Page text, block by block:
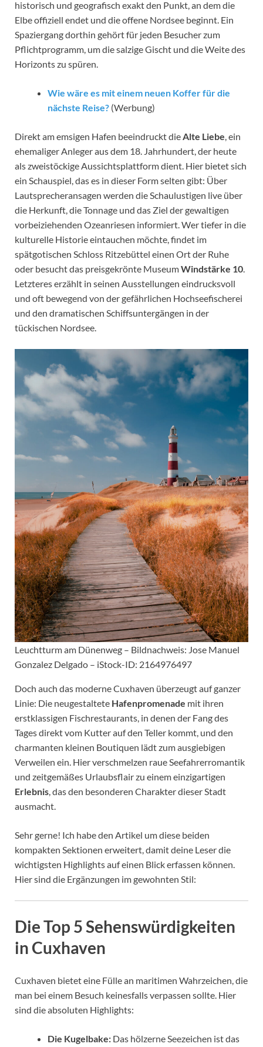
historisch und geografisch exakt den Punkt, an dem die
Elbe offiziell endet und die offene Nordsee beginnt. Ein
Spaziergang dorthin gehört für jeden Besucher zum
Pflichtprogramm, um die salzige Gischt und die Weite des
Horizonts zu spüren.
Wie wäre es mit einem neuen Koffer für die
nächste Reise? (Werbung)
Direkt am emsigen Hafen beeindruckt dieAlte Liebe, ein
ehemaliger Anleger aus dem 18. Jahrhundert, der heute
als zweistöckige Aussichtsplattform dient. Hier bietet sich
ein Schauspiel, das es in dieser Form selten gibt: Über
Lautsprecheransagen werden die Schaulustigen live über
die Herkunft, die Tonnage und das Ziel der gewaltigen
vorbeiziehenden Ozeanriesen informiert. Wer tiefer in die
kulturelle Historie eintauchen möchte, findet im
spätgotischen Schloss Ritzebüttel einen Ort der Ruhe
oder besucht das preisgekrönte MuseumWindstärke 10.
Letzteres erzählt in seinen Ausstellungen eindrucksvoll
und oft bewegend von der gefährlichen Hochseefischerei
und den dramatischen Schiffsuntergängen in der
tückischen Nordsee.
Leuchtturm am Dünenweg – Bildnachweis: Jose Manuel
Gonzalez Delgado – iStock-ID: 2164976497
Doch auch das moderne Cuxhaven überzeugt auf ganzer
Linie: Die neugestaltete Hafenpromenade mit ihren
erstklassigen Fischrestaurants, in denen der Fang des
Tages direkt vom Kutter auf den Teller kommt, und den
charmanten kleinen Boutiquen lädt zum ausgiebigen
Verweilen ein. Hier verschmelzen raue Seefahrerromantik
und zeitgemäßes Urlaubsflair zu einem einzigartigen
Erlebnis, das den besonderen Charakter dieser Stadt
ausmacht.
Sehr gerne! Ich habe den Artikel um diese beiden
kompakten Sektionen erweitert, damit deine Leser die
wichtigsten Highlights auf einen Blick erfassen können.
Hier sind die Ergänzungen im gewohnten Stil:
Die Top 5 Sehenswürdigkeiten
in Cuxhaven
Cuxhaven bietet eine Fülle an maritimen Wahrzeichen, die
man bei einem Besuch keinesfalls verpassen sollte. Hier
sind die absoluten Highlights:
Die Kugelbake: Das hölzerne Seezeichen ist das